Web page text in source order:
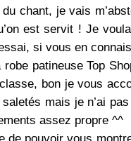
chant, je vais
est servit ! Je
si vous en
robe patineuse Top
bon je vous
mais je n’ai
assez propre ^^